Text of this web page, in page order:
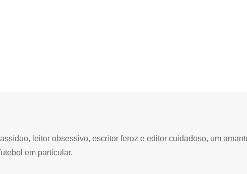
leitor obsessivo, escritor feroz e editor cuidadoso, um
em particular.